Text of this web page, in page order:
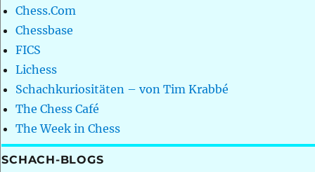
Chess.Com
Chessbase
FICS
Lichess
Schachkuriositäten – von Tim Krabbé
The Chess Café
The Week in Chess
SCHACH-BLOGS